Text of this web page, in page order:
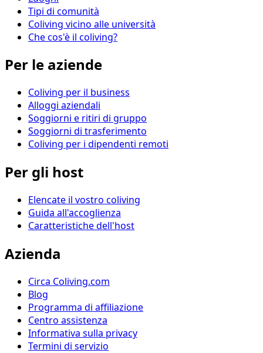
Tipi di comunità
Coliving vicino alle università
Che cos'è il coliving?
Per le aziende
Coliving per il business
Alloggi aziendali
Soggiorni e ritiri di gruppo
Soggiorni di trasferimento
Coliving per i dipendenti remoti
Per gli host
Elencate il vostro coliving
Guida all'accoglienza
Caratteristiche dell'host
Azienda
Circa Coliving.com
Blog
Programma di affiliazione
Centro assistenza
Informativa sulla privacy
Termini di servizio